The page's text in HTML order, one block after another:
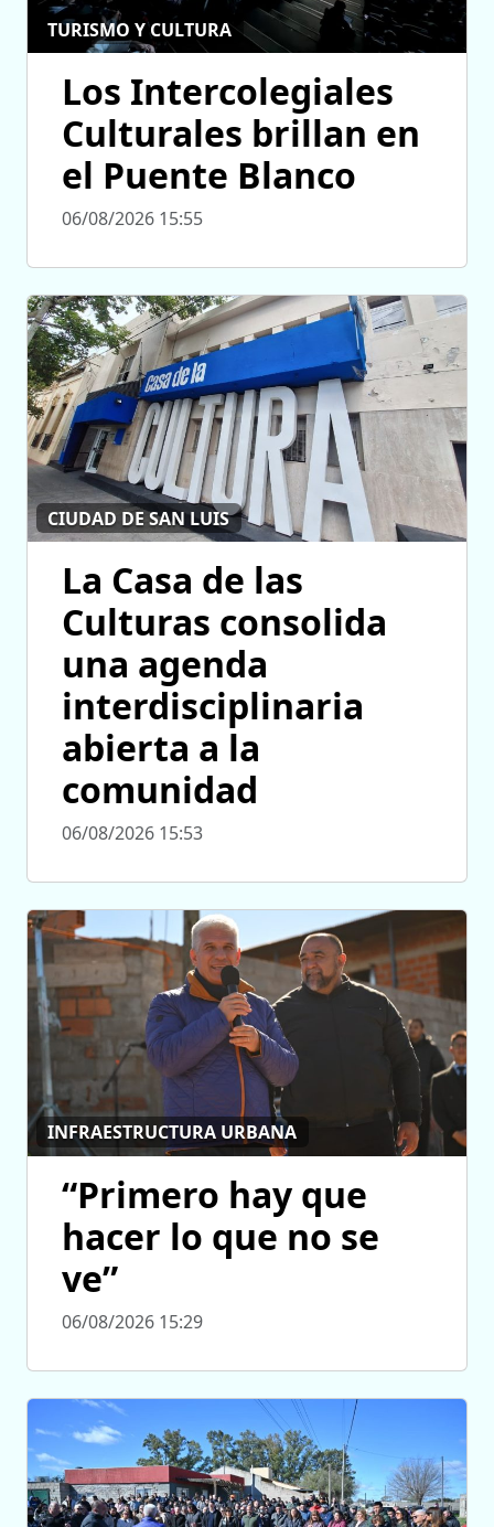
TURISMO Y CULTURA
Los Intercolegiales
Culturales brillan en
el Puente Blanco
06/08/2026 15:55
CIUDAD DE SAN LUIS
La Casa de las
Culturas consolida
una agenda
interdisciplinaria
abierta a la
comunidad
06/08/2026 15:53
INFRAESTRUCTURA URBANA
“Primero hay que
hacer lo que no se
ve”
06/08/2026 15:29